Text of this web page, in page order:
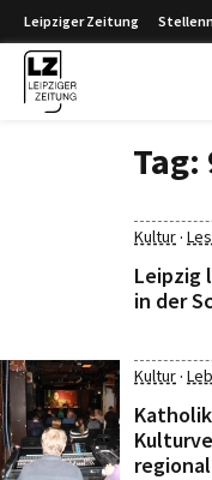
Leipziger Zeitung
Tag:
Kultur·
Leipzig
in der
Kultur·